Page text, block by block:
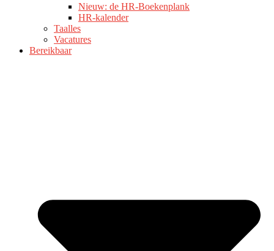
Nieuw: de HR-Boekenplank
HR-kalender
Taalles
Vacatures
Bereikbaar